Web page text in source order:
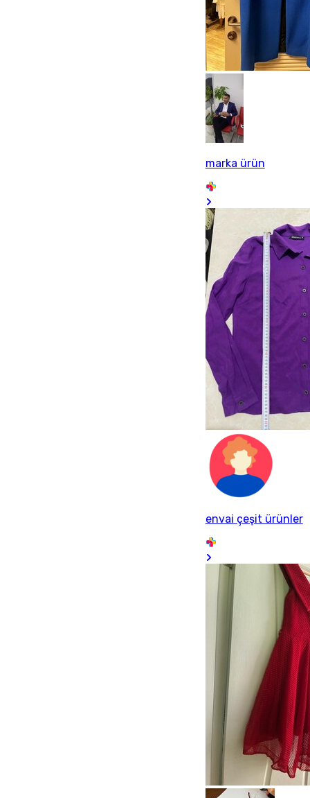
marka ürün
envai çeşit ürünler